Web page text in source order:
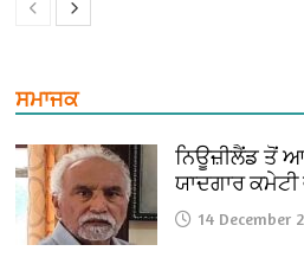
ਸਮਾਜਕ
ਨਿਊਜ਼ੀਲੈਂਡ ਤੋਂ
ਯਾਦਗਾਰ
14 December